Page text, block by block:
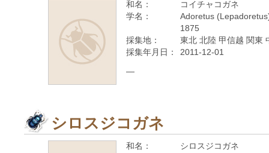
和名：
コイチャコガネ
学名：
Adoretus
1875
採集地：
東北 北陸 甲信越 関東
採集年月日：
2011-12-01
—
シロスジコガネ
和名：
シロスジコガネ